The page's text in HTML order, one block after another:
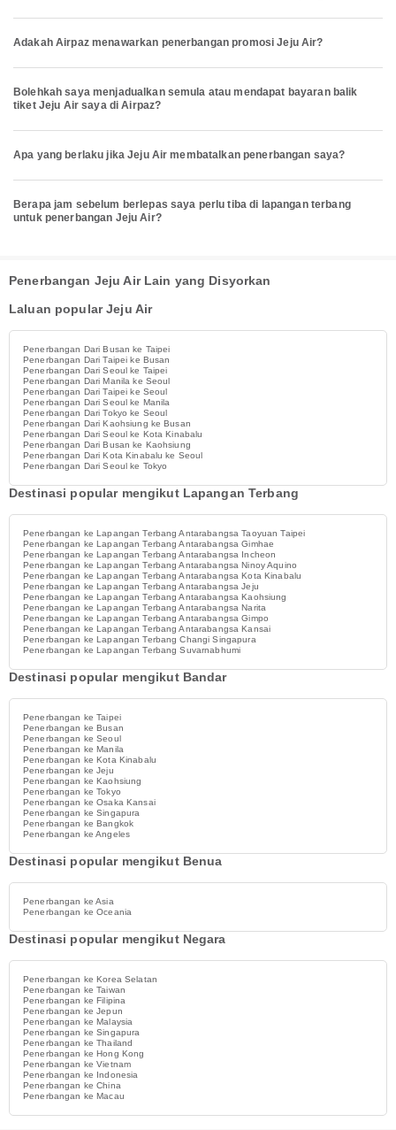
Adakah Airpaz menawarkan penerbangan promosi Jeju Air?
Bolehkah saya menjadualkan semula atau mendapat bayaran balik
tiket Jeju Air saya di Airpaz?
Apa yang berlaku jika Jeju Air membatalkan penerbangan saya?
Berapa jam sebelum berlepas saya perlu tiba di lapangan terbang
untuk penerbangan Jeju Air?
Penerbangan Jeju Air Lain yang Disyorkan
Laluan popular Jeju Air
Penerbangan Dari Busan ke Taipei
Penerbangan Dari Taipei ke Busan
Penerbangan Dari Seoul ke Taipei
Penerbangan Dari Manila ke Seoul
Penerbangan Dari Taipei ke Seoul
Penerbangan Dari Seoul ke Manila
Penerbangan Dari Tokyo ke Seoul
Penerbangan Dari Kaohsiung ke Busan
Penerbangan Dari Seoul ke Kota Kinabalu
Penerbangan Dari Busan ke Kaohsiung
Penerbangan Dari Kota Kinabalu ke Seoul
Penerbangan Dari Seoul ke Tokyo
Destinasi popular mengikut Lapangan Terbang
Penerbangan ke Lapangan Terbang Antarabangsa Taoyuan Taipei
Penerbangan ke Lapangan Terbang Antarabangsa Gimhae
Penerbangan ke Lapangan Terbang Antarabangsa Incheon
Penerbangan ke Lapangan Terbang Antarabangsa Ninoy Aquino
Penerbangan ke Lapangan Terbang Antarabangsa Kota Kinabalu
Penerbangan ke Lapangan Terbang Antarabangsa Jeju
Penerbangan ke Lapangan Terbang Antarabangsa Kaohsiung
Penerbangan ke Lapangan Terbang Antarabangsa Narita
Penerbangan ke Lapangan Terbang Antarabangsa Gimpo
Penerbangan ke Lapangan Terbang Antarabangsa Kansai
Penerbangan ke Lapangan Terbang Changi Singapura
Penerbangan ke Lapangan Terbang Suvarnabhumi
Destinasi popular mengikut Bandar
Penerbangan ke Taipei
Penerbangan ke Busan
Penerbangan ke Seoul
Penerbangan ke Manila
Penerbangan ke Kota Kinabalu
Penerbangan ke Jeju
Penerbangan ke Kaohsiung
Penerbangan ke Tokyo
Penerbangan ke Osaka Kansai
Penerbangan ke Singapura
Penerbangan ke Bangkok
Penerbangan ke Angeles
Destinasi popular mengikut Benua
Penerbangan ke Asia
Penerbangan ke Oceania
Destinasi popular mengikut Negara
Penerbangan ke Korea Selatan
Penerbangan ke Taiwan
Penerbangan ke Filipina
Penerbangan ke Jepun
Penerbangan ke Malaysia
Penerbangan ke Singapura
Penerbangan ke Thailand
Penerbangan ke Hong Kong
Penerbangan ke Vietnam
Penerbangan ke Indonesia
Penerbangan ke China
Penerbangan ke Macau